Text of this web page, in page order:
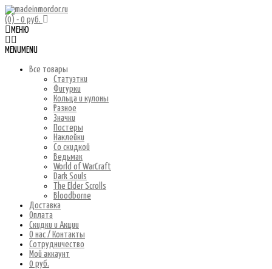
(0) - 0 руб.
МЕНЮ
MENU MENU
Все товары
Статуэтки
Фигурки
Кольца и кулоны
Разное
Значки
Постеры
Наклейки
Со скидкой
Ведьмак
World of WarCraft
Dark Souls
The Elder Scrolls
Bloodborne
Доставка
Оплата
Скидки и Акции
О нас / Контакты
Сотрудничество
Мой аккаунт
0 руб.